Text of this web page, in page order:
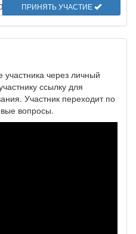
ПРИНЯТЬ УЧАСТИЕ
участника через личный
ссылку для
Участник переходит по
вопросы.